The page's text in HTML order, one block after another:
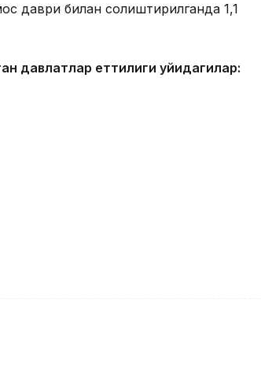
даври билан солиштирилганда 1,1
давлатлар еттилиги қуйидагилар: